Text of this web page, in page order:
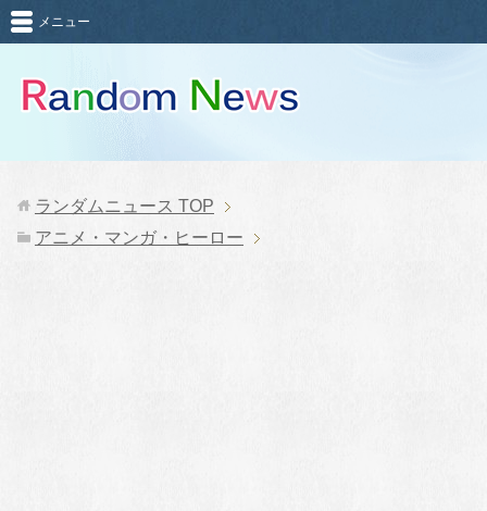
メニュー
ランダムニュース TOP
アニメ・マンガ・ヒーロー